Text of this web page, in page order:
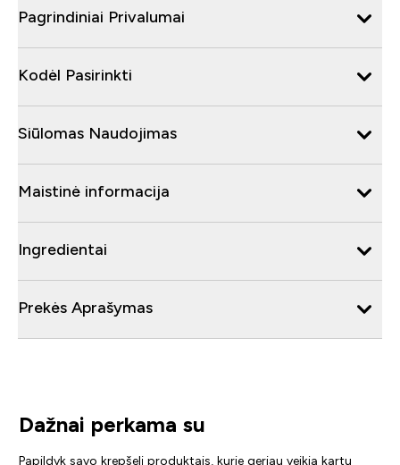
Pagrindiniai Privalumai
Kodėl Pasirinkti
Siūlomas Naudojimas
Maistinė informacija
Ingredientai
Prekės Aprašymas
Dažnai perkama su
Papildyk savo krepšelį produktais, kurie geriau veikia kartu